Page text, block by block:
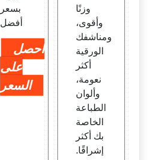
بسعر
أفضل
احصل
على
السعر
وزنًا
وأقوى،
ومناشفك
الورقية
أكثر
نعومة،
وألوان
الطباعة
الخاصة
بك أكثر
إشراقًا.